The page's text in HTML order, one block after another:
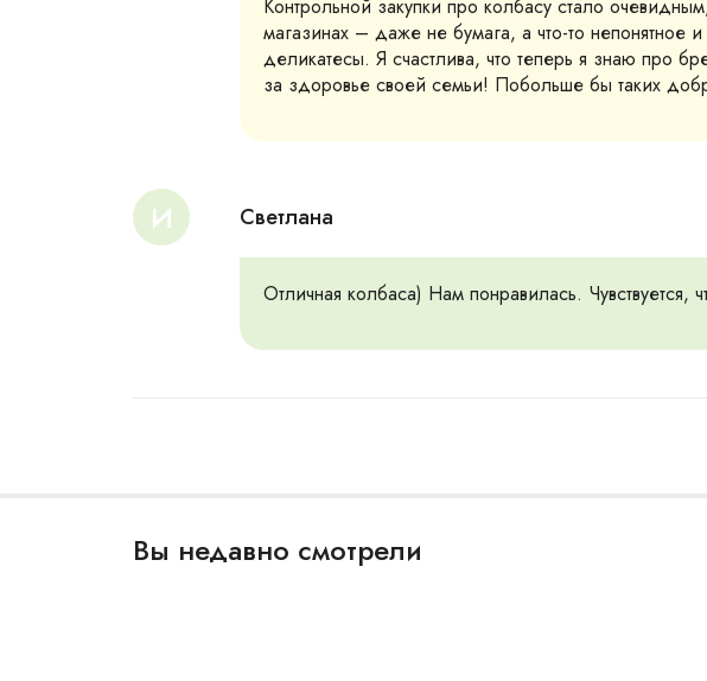
Контрольной закупки про колбасу стало
магазинах – даже не бумага, а что-то непонятное
деликатесы. Я счастлива, что теперь я знаю про
за здоровье своей семьи! Побольше бы таких
И Светлана
Отличная колбаса) Нам понравилась.
Вы недавно смотрели